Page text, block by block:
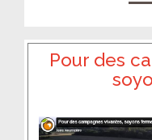
Pour des